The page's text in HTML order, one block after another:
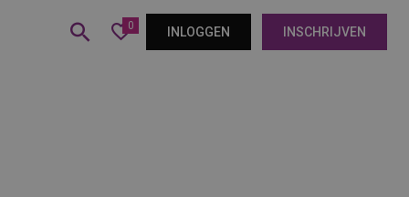
0 INLOGGEN INSCHRIJVEN